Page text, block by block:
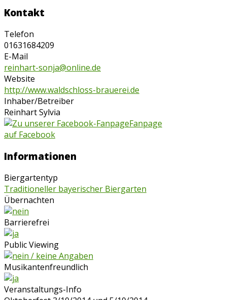
Kontakt
Telefon
01631684209
E-Mail
reinhart-sonja@online.de
Website
http://www.waldschloss-brauerei.de
Inhaber/Betreiber
Reinhart Sylvia
Fanpage
auf Facebook
Informationen
Biergartentyp
Traditioneller bayerischer Biergarten
Übernachten
Barrierefrei
Public Viewing
Musikantenfreundlich
Veranstaltungs-Info